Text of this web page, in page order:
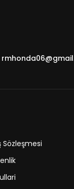
Sözleşmesi